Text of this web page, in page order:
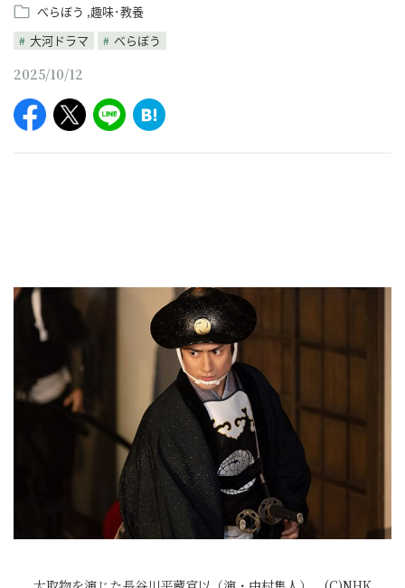
べらぼう 趣味･教養
大河ドラマ
べらぼう
2025/10/12